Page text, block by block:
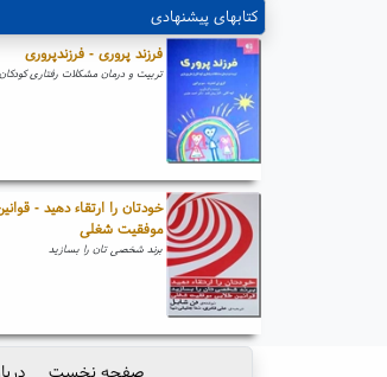
کتابهای پیشنهادی
فرزند پروری - فرزندپروری
تربیت و درمان مشکلات رفتاری
خودتان را ارتقاء دهید -
موفقیت شغلی
برند شخصی تان را بسازید
صفحه نخست